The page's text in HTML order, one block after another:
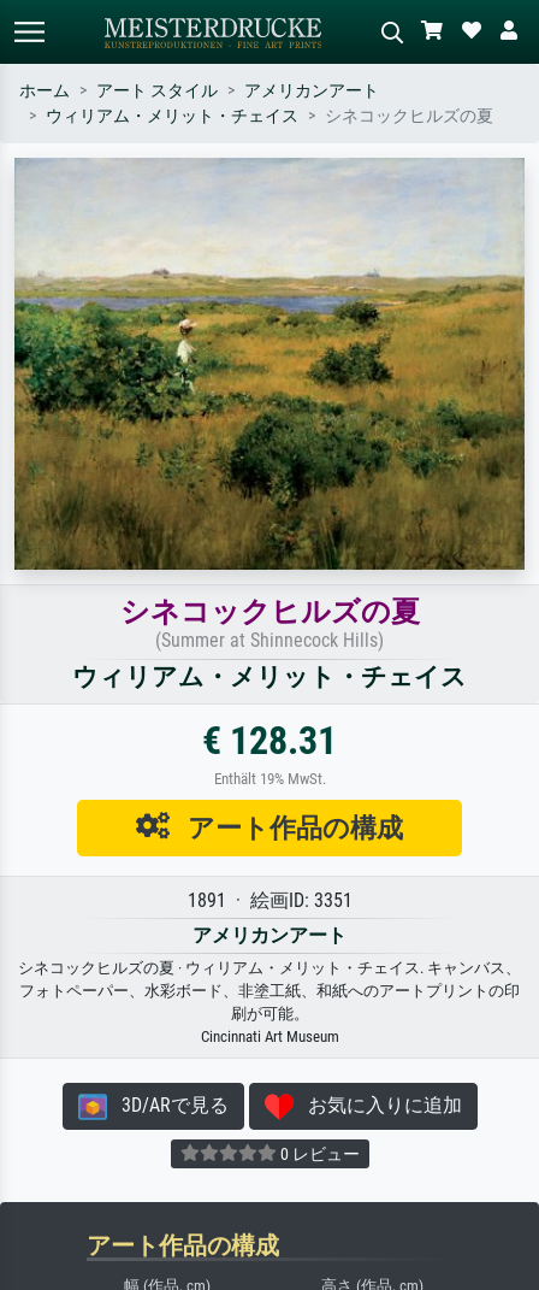
シーンを説明してください – 例：
ホーム アート スタイル
アメリカンアート
ウィリアム・メリット・チェイス
シネコックヒルズの夏
シネコックヒルズの夏
(Summer at Shinnecock Hills)
ウィリアム・メリット・チェイス
€ 128.31
Enthält 19% MwSt.
アート作品の構成
1891 · 絵画ID: 3351
アメリカンアート
シネコックヒルズの夏 · ウィリアム・メリット・チェイス. キャンバス、
フォトペーパー、水彩ボード、非塗工紙、和紙へのアートプリントの印
刷が可能。
Cincinnati Art Museum
3D/ARで見る お気に入りに追加
0 レビュー
アート作品の構成
幅 (作品, cm) 高さ (作品, cm)